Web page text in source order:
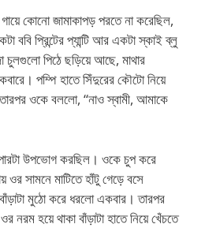
কোনো জামাকাপড় পরতে না করেছিল,
ববি প্রিন্টের প্যান্টি আর একটা স্কাই ব্লু
চুলগুলো পিঠে ছড়িয়ে আছে, মাথার
পম্পি হাতে সিঁদুরের কৌটো নিয়ে
ওকে বললো, “নাও স্বামী, আমাকে
উপভোগ করছিল। ওকে চুপ করে
ওর সামনে মাটিতে হাঁটু গেড়ে বসে
মুঠো করে ধরলো একবার। তারপর
নরম হয়ে থাকা বাঁড়াটা হাতে নিয়ে খেঁচতে